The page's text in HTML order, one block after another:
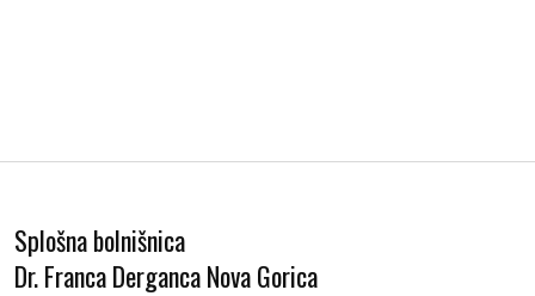
Splošna bolnišnica
Dr. Franca Derganca Nova Gorica